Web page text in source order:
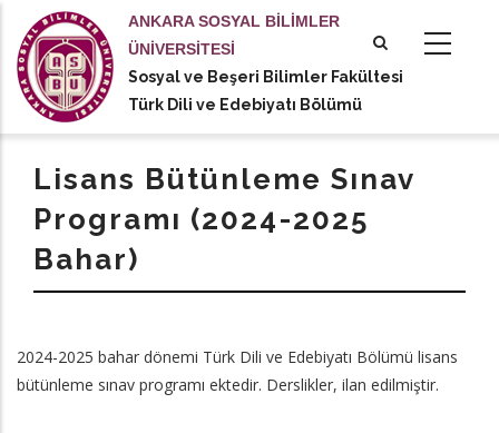
içeriğe
atla
ANKARA SOSYAL BİLİMLER
ÜNİVERSİTESİ
Sosyal ve Beşeri Bilimler Fakültesi
Türk Dili ve Edebiyatı Bölümü
actions
Lisans Bütünleme Sınav
Programı (2024-2025
Bahar)
2024-2025 bahar dönemi Türk Dili ve Edebiyatı Bölümü lisans
bütünleme sınav programı ektedir. Derslikler, ilan edilmiştir.